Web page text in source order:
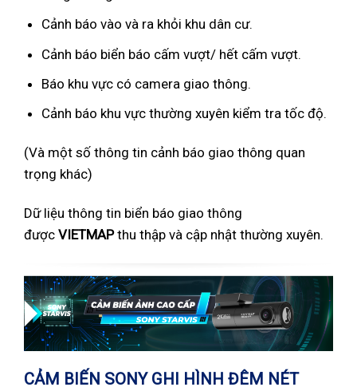
Cảnh báo vào và ra khỏi khu dân cư.
Cảnh báo biển báo cấm vượt/ hết cấm vượt.
Báo khu vực có camera giao thông.
Cảnh báo khu vực thường xuyên kiểm tra tốc độ.
(Và một số thông tin cảnh báo giao thông quan
trọng khác)
Dữ liệu thông tin biển báo giao thông
được VIETMAPthu thập và cập nhật thường xuyên.
CẢM BIẾN SONY GHI HÌNH ĐÊM NÉT